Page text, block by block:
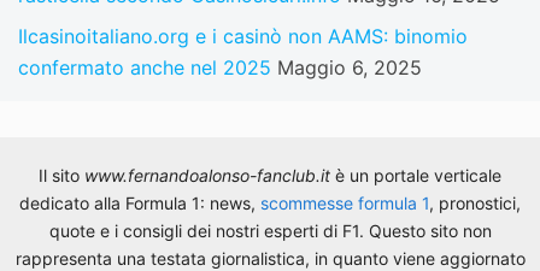
Ilcasinoitaliano.org e i casinò non AAMS: binomio
confermato anche nel 2025 Maggio 6, 2025
Il sito www.fernandoalonso-fanclub.it è un portale verticale
dedicato alla Formula 1: news, scommesse formula 1, pronostici,
quote e i consigli dei nostri esperti di F1. Questo sito non
rappresenta una testata giornalistica, in quanto viene aggiornato